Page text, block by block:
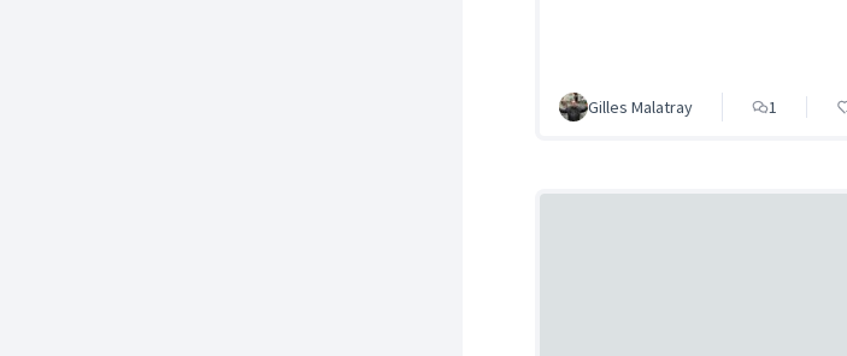
Gilles Malatray 1